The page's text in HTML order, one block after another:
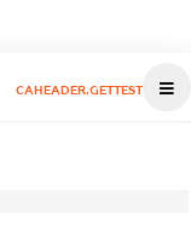
CAHEADER.GETTEST